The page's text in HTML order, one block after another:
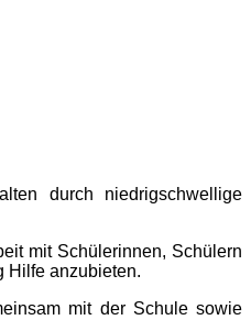
durch niedrigschwellige
mit Schülerinnen, Schülern
Hilfe anzubieten.
mit der Schule sowie